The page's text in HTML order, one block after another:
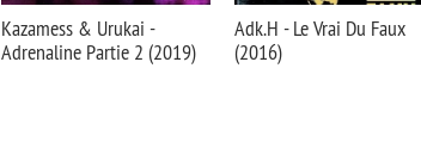
Kazamess & Urukai -
Adrenaline Partie 2 (2019)
Adk.H - Le Vrai Du Faux
(2016)